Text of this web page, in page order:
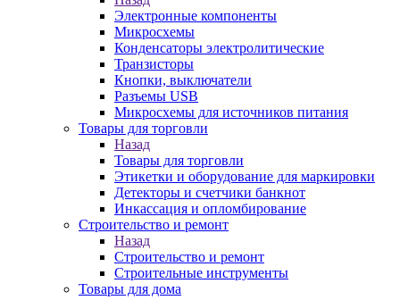
Электронные компоненты
Микросхемы
Конденсаторы электролитические
Транзисторы
Кнопки, выключатели
Разъемы USB
Микросхемы для источников питания
Товары для торговли
Назад
Товары для торговли
Этикетки и оборудование для маркировки
Детекторы и счетчики банкнот
Инкассация и опломбирование
Строительство и ремонт
Назад
Строительство и ремонт
Строительные инструменты
Товары для дома